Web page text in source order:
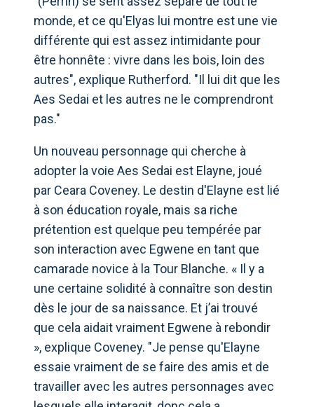
monde, et ce qu'Elyas lui montre est une vie
différente qui est assez intimidante pour
être honnête : vivre dans les bois, loin des
autres", explique Rutherford. "Il lui dit que les
Aes Sedai et les autres ne le comprendront
pas."
Un nouveau personnage qui cherche à
adopter la voie Aes Sedai est Elayne, joué
par Ceara Coveney. Le destin d'Elayne est lié
à son éducation royale, mais sa riche
prétention est quelque peu tempérée par
son interaction avec Egwene en tant que
camarade novice à la Tour Blanche. « Il y a
une certaine solidité à connaître son destin
dès le jour de sa naissance. Et j’ai trouvé
que cela aidait vraiment Egwene à rebondir
», explique Coveney. "Je pense qu'Elayne
essaie vraiment de se faire des amis et de
travailler avec les autres personnages avec